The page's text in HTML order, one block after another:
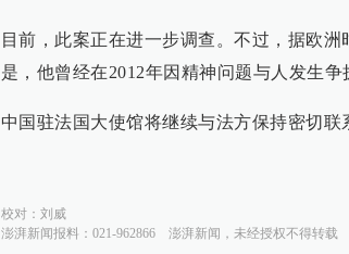
目前，此案正在进一步调查。不过，据欧
是，他曾经在2012年因精神问题与人发生争
中国驻法国大使馆将继续与法方保持密切联
校对： 刘威
澎湃新闻报料：021-962866
澎湃新闻，未经授权不得转载